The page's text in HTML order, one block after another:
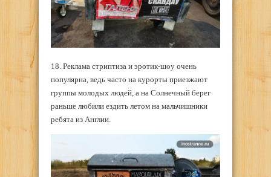
18. Реклама стриптиза и эротик-шоу очень
популярна, ведь часто на курорты приезжают
группы молодых людей, а на Солнечный берег
раньше любили ездить летом на мальчишники
ребята из Англии.